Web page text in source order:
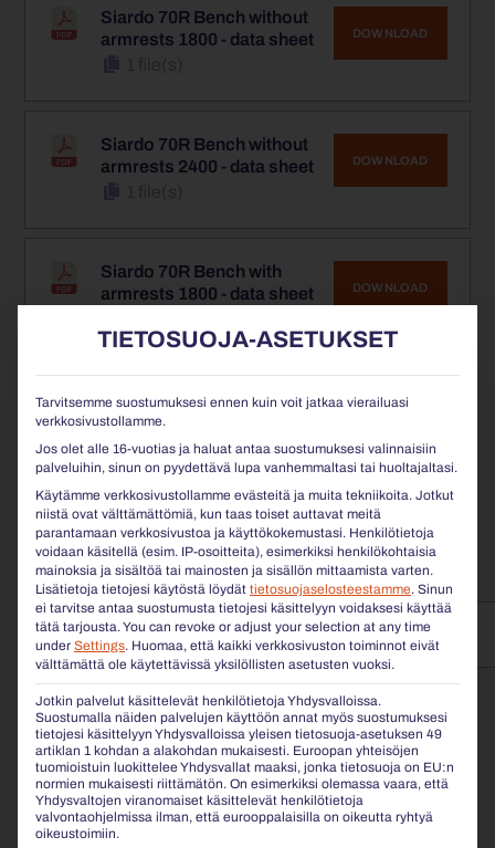
Siardo 70R Bench without
armrests 1800 - data sheet
DOWNLOAD
Siardo 70R Bench without
armrests 2400 - data sheet
DOWNLOAD
Siardo 70R Bench with
armrests 1800 - data sheet
DOWNLOAD
SICORUM
KAIKKI SICORUM-SARJAN TUOTEKORTIT
APPLY FILTER
TIETOSUOJA-ASETUKSET
Tarvitsemme suostumuksesi ennen kuin voit jatkaa vierailuasi
verkkosivustollamme.
Jos olet alle 16-vuotias ja haluat antaa suostumuksesi valinnaisiin
palveluihin, sinun on pyydettävä lupa vanhemmaltasi tai huoltajaltasi.
Käytämme verkkosivustollamme evästeitä ja muita tekniikoita. Jotkut
niistä ovat välttämättömiä, kun taas toiset auttavat meitä
parantamaan verkkosivustoa ja käyttökokemustasi. Henkilötietoja
voidaan käsitellä (esim. IP-osoitteita), esimerkiksi henkilökohtaisia
mainoksia ja sisältöä tai mainosten ja sisällön mittaamista varten.
Lisätietoja tietojesi käytöstä löydät tietosuojaselosteestamme. Sinun
ei tarvitse antaa suostumusta tietojesi käsittelyyn voidaksesi käyttää
tätä tarjousta.You can revoke or adjust your selection at any time
under Settings. Huomaa, että kaikki verkkosivuston toiminnot eivät
välttämättä ole käytettävissä yksilöllisten asetusten vuoksi.
Jotkin palvelut käsittelevät henkilötietoja Yhdysvalloissa.
Suostumalla näiden palvelujen käyttöön annat myös suostumuksesi
tietojesi käsittelyyn Yhdysvalloissa yleisen tietosuoja-asetuksen 49
artiklan 1 kohdan a alakohdan mukaisesti. Euroopan yhteisöjen
tuomioistuin luokittelee Yhdysvallat maaksi, jonka tietosuoja on EU:n
normien mukaisesti riittämätön. On esimerkiksi olemassa vaara, että
Yhdysvaltojen viranomaiset käsittelevät henkilötietoja
valvontaohjelmissa ilman, että eurooppalaisilla on oikeutta ryhtyä
oikeustoimiin.